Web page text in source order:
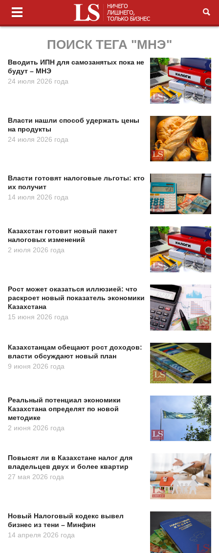
ПОИСК ТЕГА "МНЭ"
Вводить ИПН для самозанятых пока не
будут – МНЭ
24 июля 2026 года
Власти нашли способ удержать цены
на продукты
24 июля 2026 года
Власти готовят налоговые льготы: кто
их получит
14 июля 2026 года
Казахстан готовит новый пакет
налоговых изменений
2 июля 2026 года
Рост может оказаться иллюзией: что
раскроет новый показатель экономики
Казахстана
15 июня 2026 года
Казахстанцам обещают рост доходов:
власти обсуждают новый план
9 июня 2026 года
Реальный потенциал экономики
Казахстана определят по новой
методике
2 июня 2026 года
Повысят ли в Казахстане налог для
владельцев двух и более квартир
27 мая 2026 года
Новый Налоговый кодекс вывел
бизнес из тени – Минфин
14 апреля 2026 года